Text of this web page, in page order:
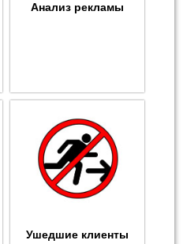
Анализ рекламы
Ушедшие клиенты